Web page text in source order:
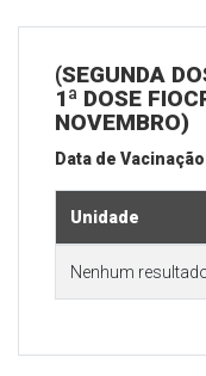
(SEGUNDA
1ª DOSE
NOVEMBRO)
Data de
Unidade
Nenhum